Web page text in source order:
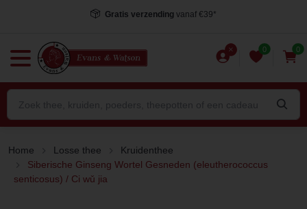
Voor 15.00 uur besteld, dezelfde dag verstuurd*
0 0
Home Losse thee
Kruidenthee
Siberische Ginseng Wortel Gesneden (eleutherococcus
senticosus) / Ci wǔ jia